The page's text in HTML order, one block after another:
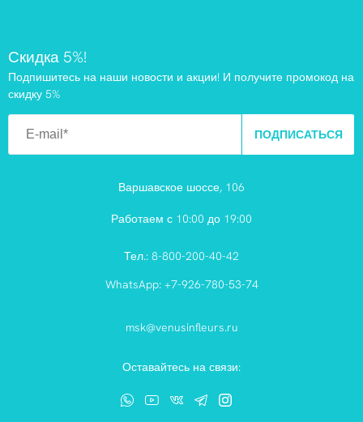
Скидка 5%!
Подпишитесь на наши новости и акции! И получите промокод на
скидку 5%
ПОДПИСАТЬСЯ
Варшавское шоссе, 106
Работаем с 10:00 до 19:00
Тел.: 8-800-200-40-42
WhatsApp: +7-926-780-53-74
msk@venusinfleurs.ru
Оставайтесь на связи: